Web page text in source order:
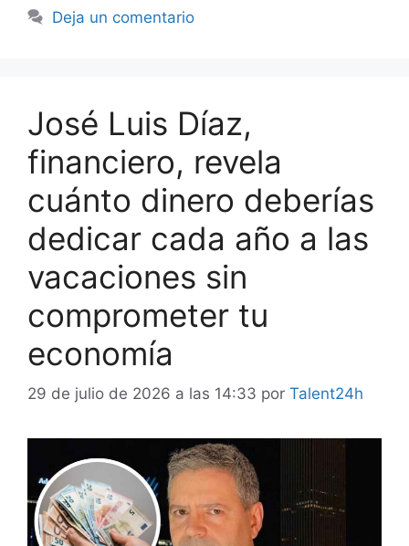
Deja un comentario
José Luis Díaz,
financiero, revela
cuánto dinero deberías
dedicar cada año a las
vacaciones sin
comprometer tu
economía
29 de julio de 2026 a las 14:33 por Talent24h